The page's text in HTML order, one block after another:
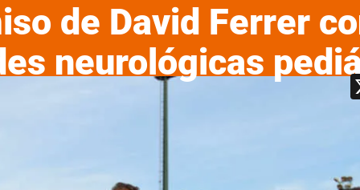
de David Ferrer
neurológicas